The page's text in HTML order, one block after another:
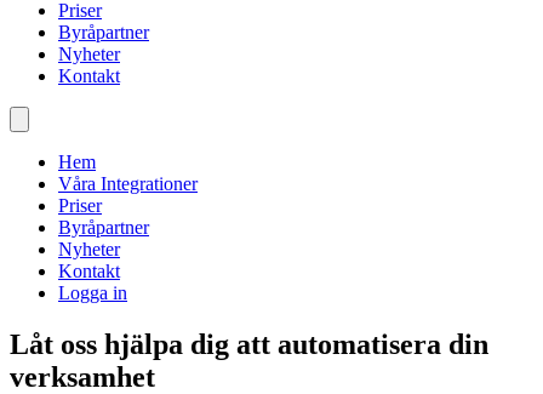
Priser
Byråpartner
Nyheter
Kontakt
Hem
Våra Integrationer
Priser
Byråpartner
Nyheter
Kontakt
Logga in
Låt oss hjälpa dig att automatisera din
verksamhet